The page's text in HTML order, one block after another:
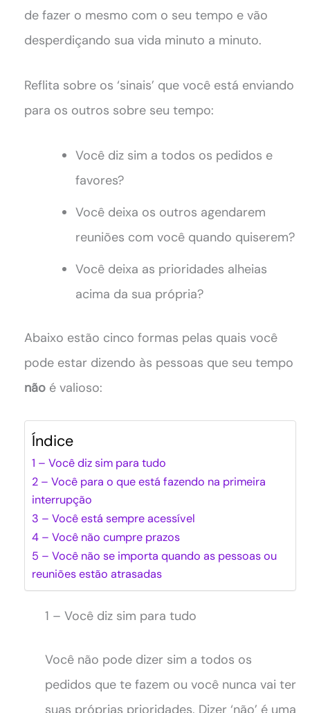
de fazer o mesmo com o seu tempo e vão
desperdiçando sua vida minuto a minuto.
Reflita sobre os ‘sinais’ que você está enviando
para os outros sobre seu tempo:
Você diz sim a todos os pedidos e
favores?
Você deixa os outros agendarem
reuniões com você quando quiserem?
Você deixa as prioridades alheias
acima da sua própria?
Abaixo estão cinco formas pelas quais você
pode estar dizendo às pessoas que seu tempo
não é valioso:
Índice
1 – Você diz sim para tudo
2 – Você para o que está fazendo na primeira
interrupção
3 – Você está sempre acessível
4 – Você não cumpre prazos
5 – Você não se importa quando as pessoas ou
reuniões estão atrasadas ​​
1 – Você diz sim para tudo
Você não pode dizer sim a todos os
pedidos que te fazem ou você nunca vai ter
suas próprias prioridades. Dizer ‘não’ é uma